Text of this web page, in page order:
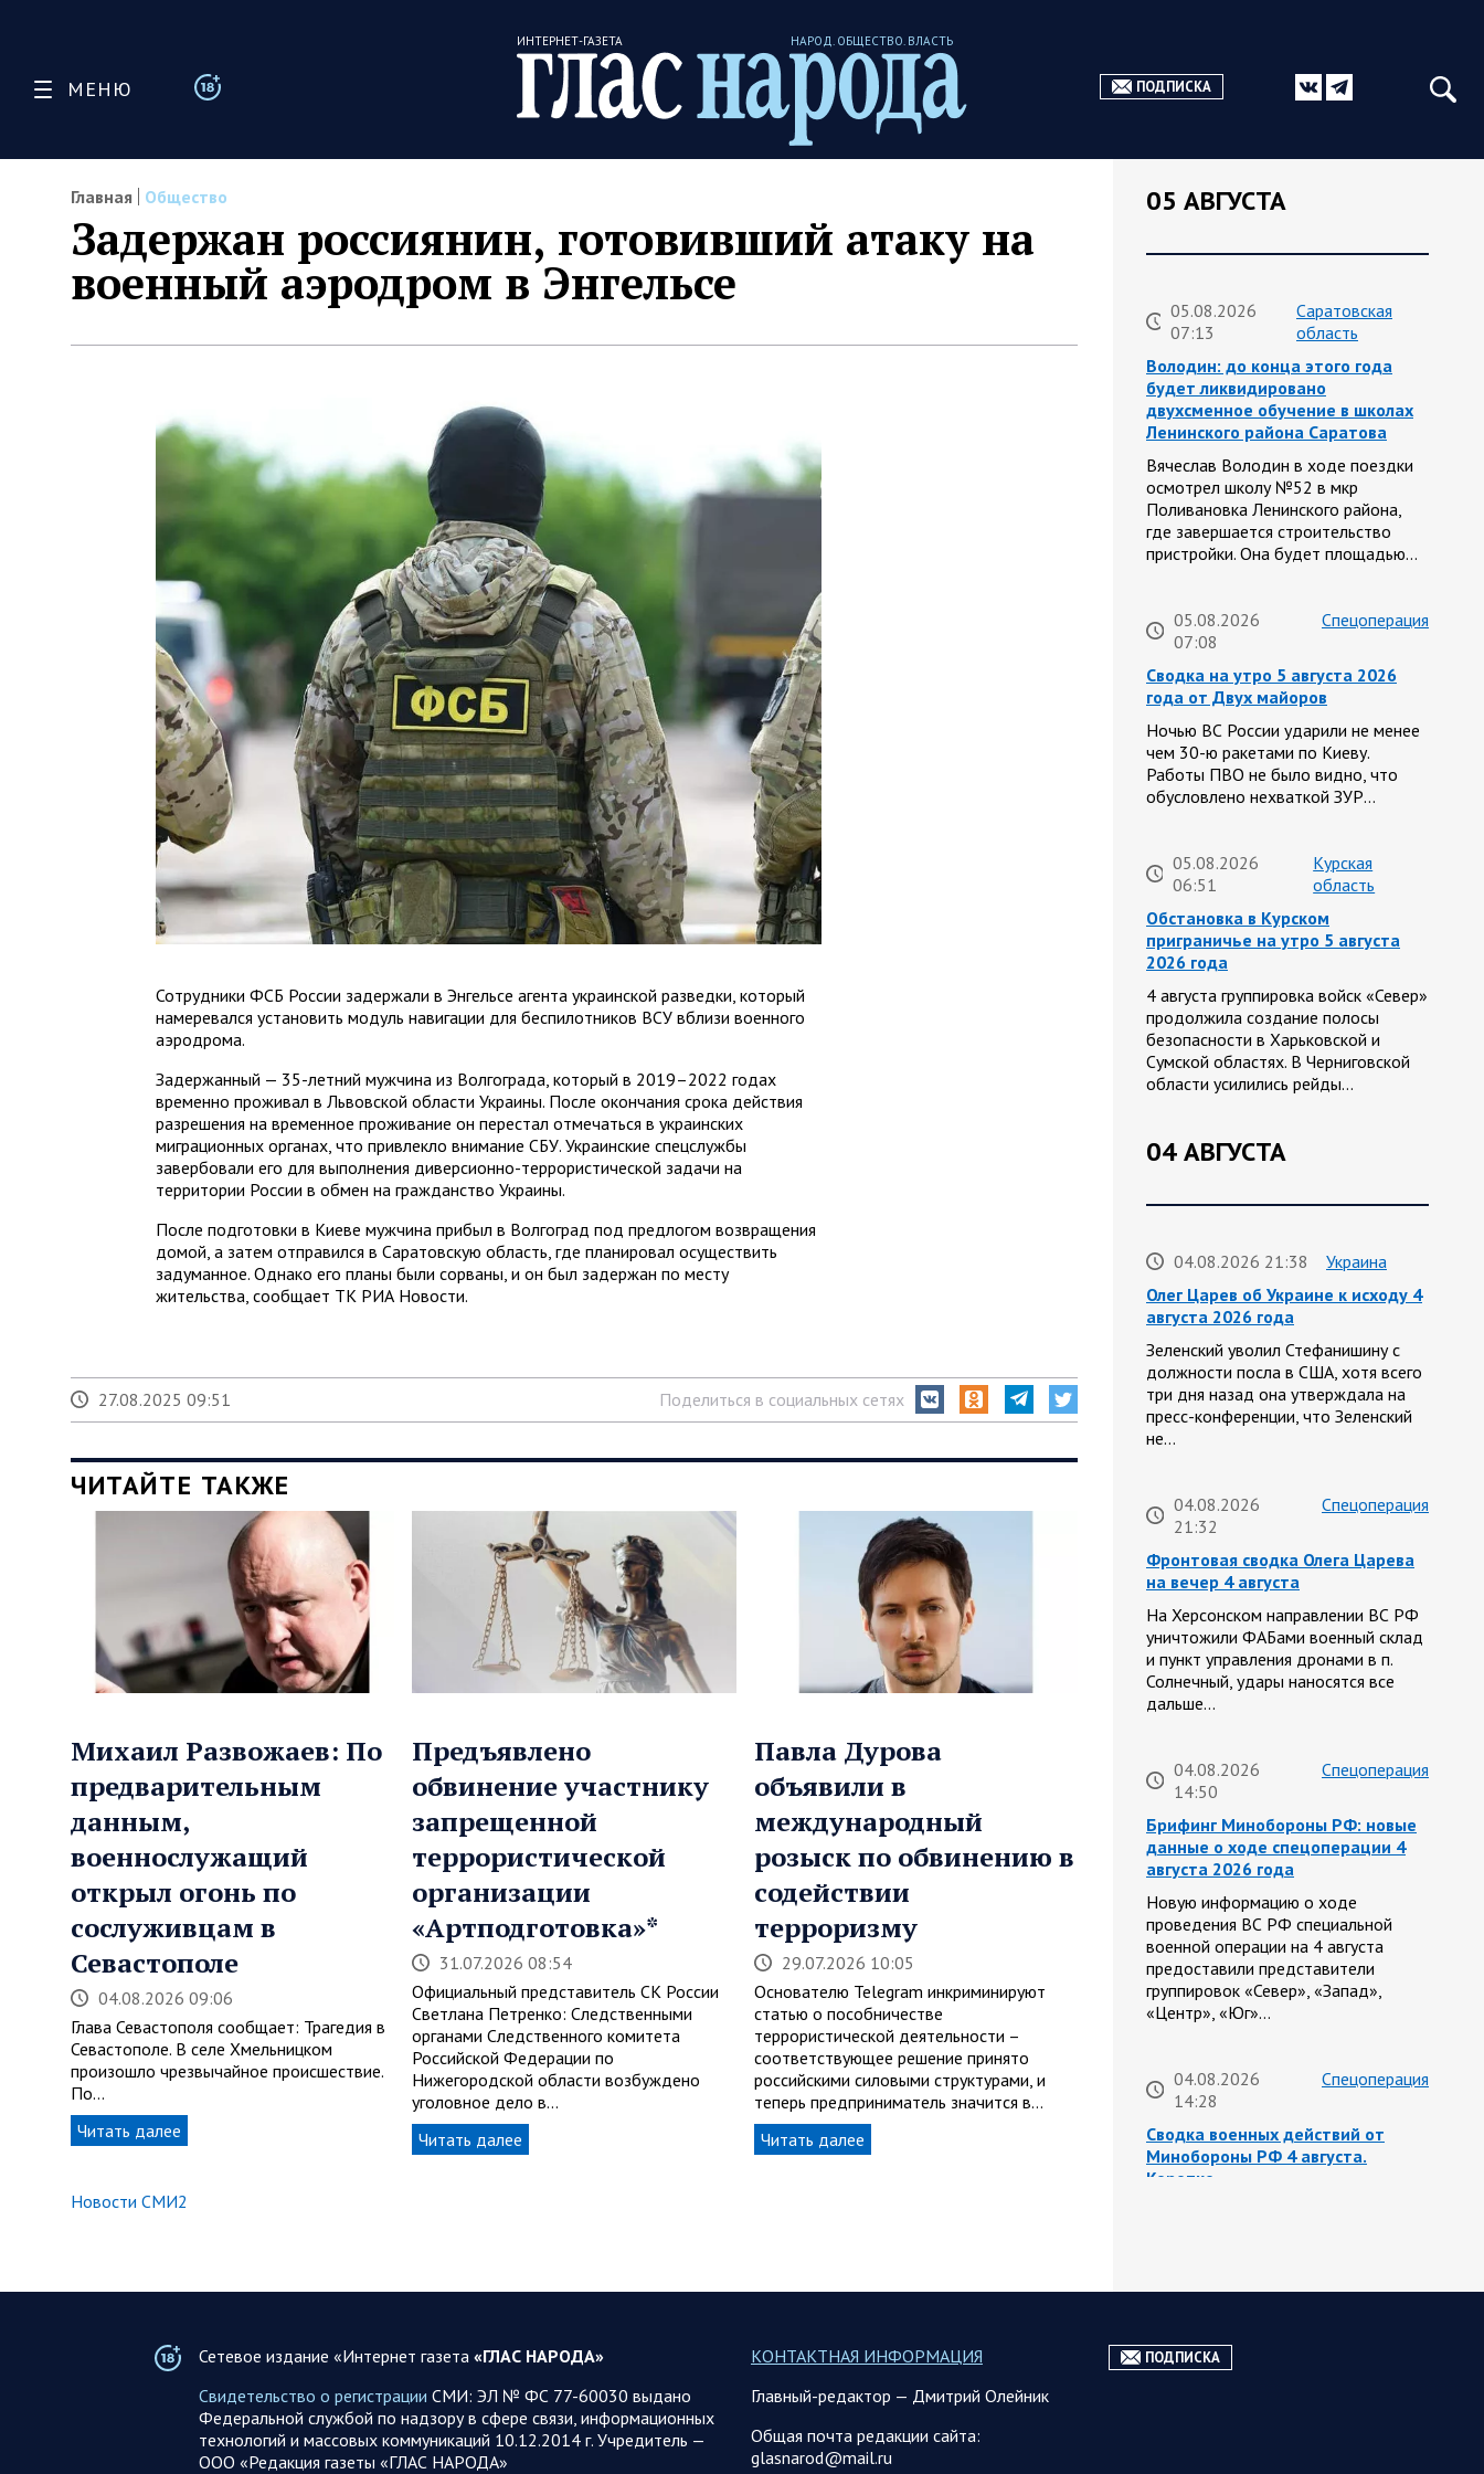
МЕНЮ
ИНТЕРНЕТ-ГАЗЕТА НАРОД. ОБЩЕСТВО. ВЛАСТЬ
ПОДПИСКА
Главная Общество
Задержан россиянин, готовивший атаку на
военный аэродром в Энгельсе
Сотрудники ФСБ России задержали в Энгельсе агента украинской разведки, который
намеревался установить модуль навигации для беспилотников ВСУ вблизи военного
аэродрома.
Задержанный — 35-летний мужчина из Волгограда, который в 2019–2022 годах
временно проживал в Львовской области Украины. После окончания срока действия
разрешения на временное проживание он перестал отмечаться в украинских
миграционных органах, что привлекло внимание СБУ. Украинские спецслужбы
завербовали его для выполнения диверсионно-террористической задачи на
территории России в обмен на гражданство Украины.
После подготовки в Киеве мужчина прибыл в Волгоград под предлогом возвращения
домой, а затем отправился в Саратовскую область, где планировал осуществить
задуманное. Однако его планы были сорваны, и он был задержан по месту
жительства, сообщает ТК РИА Новости.
27.08.2025 09:51 Поделиться в социальных сетях
ЧИТАЙТЕ ТАКЖЕ
Михаил Развожаев: По
предварительным
данным,
военнослужащий
открыл огонь по
сослуживцам в
Севастополе
04.08.2026 09:06
Глава Севастополя сообщает: Трагедия в
Севастополе. В селе Хмельницком
произошло чрезвычайное происшествие.
По…
Читать далее
Предъявлено
обвинение участнику
запрещенной
террористической
организации
«Артподготовка»*
31.07.2026 08:54
Официальный представитель СК России
Светлана Петренко: Следственными
органами Следственного комитета
Российской Федерации по
Нижегородской области возбуждено
уголовное дело в…
Читать далее
Павла Дурова
объявили в
международный
розыск по обвинению в
содействии
терроризму
29.07.2026 10:05
Основателю Telegram инкриминируют
статью о пособничестве
террористической деятельности –
соответствующее решение принято
российскими силовыми структурами, и
теперь предприниматель значится в…
Читать далее
Новости СМИ2
05 АВГУСТА
05.08.2026
07:13
Саратовская
область
Володин: до конца этого года
будет ликвидировано
двухсменное обучение в школах
Ленинского района Саратова
Вячеслав Володин в ходе поездки
осмотрел школу №52 в мкр
Поливановка Ленинского района,
где завершается строительство
пристройки. Она будет площадью…
05.08.2026
07:08
Спецоперация
Сводка на утро 5 августа 2026
года от Двух майоров
Ночью ВС России ударили не менее
чем 30-ю ракетами по Киеву.
Работы ПВО не было видно, что
обусловлено нехваткой ЗУР…
05.08.2026
06:51
Курская
область
Обстановка в Курском
приграничье на утро 5 августа
2026 года
4 августа группировка войск «Север»
продолжила создание полосы
безопасности в Харьковской и
Сумской областях. В Черниговской
области усилились рейды…
04 АВГУСТА
04.08.2026 21:38
Украина
Олег Царев об Украине к исходу 4
августа 2026 года
Зеленский уволил Стефанишину с
должности посла в США, хотя всего
три дня назад она утверждала на
пресс-конференции, что Зеленский
не…
04.08.2026
21:32
Спецоперация
Фронтовая сводка Олега Царева
на вечер 4 августа
На Херсонском направлении ВС РФ
уничтожили ФАБами военный склад
и пункт управления дронами в п.
Солнечный, удары наносятся все
дальше…
04.08.2026
14:50
Спецоперация
Брифинг Минобороны РФ: новые
данные о ходе спецоперации 4
августа 2026 года
Новую информацию о ходе
проведения ВС РФ специальной
военной операции на 4 августа
предоставили представители
группировок «Север», «Запад»,
«Центр», «Юг»…
04.08.2026
14:28
Спецоперация
Сводка военных действий от
Минобороны РФ 4 августа.
Коротко
04.08.2026
Сетевое издание «Интернет газета «ГЛАС НАРОДА»
Свидетельство о регистрации СМИ: ЭЛ № ФС 77-60030 выдано
Федеральной службой по надзору в сфере связи, информационных
технологий и массовых коммуникаций 10.12.2014 г. Учредитель —
ООО «Редакция газеты «ГЛАС НАРОДА»
КОНТАКТНАЯ ИНФОРМАЦИЯ
Главный-редактор — Дмитрий Олейник
Общая почта редакции сайта:
glasnarod@mail.ru
ПОДПИСКА